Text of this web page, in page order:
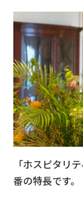
「ホスピタリ
番の特長です。